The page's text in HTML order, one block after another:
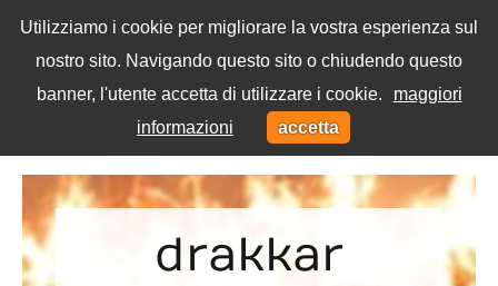
Utilizziamo i cookie per migliorare la vostra esperienza sul
nostro sito. Navigando questo sito o chiudendo questo
banner, l'utente accetta di utilizzare i cookie.
maggiori
informazioni
accetta
Menu
drakkar